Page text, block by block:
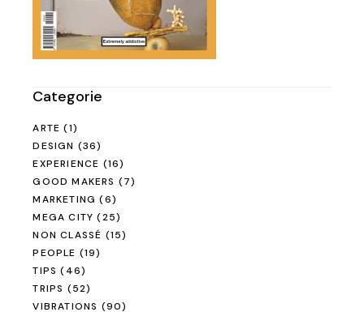
Categorie
ARTE (1)
DESIGN (36)
EXPERIENCE (16)
GOOD MAKERS (7)
MARKETING (6)
MEGA CITY (25)
NON CLASSÉ (15)
PEOPLE (19)
TIPS (46)
TRIPS (52)
VIBRATIONS (90)